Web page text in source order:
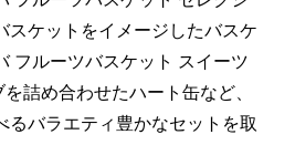
スケットをイメージしたバスケ
フルーツバスケット スイーツ
詰め合わせたハート缶など、
るバラエティ豊かなセットを取